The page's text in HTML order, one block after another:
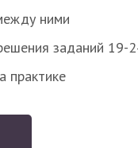
ними
заданий 19-
практике